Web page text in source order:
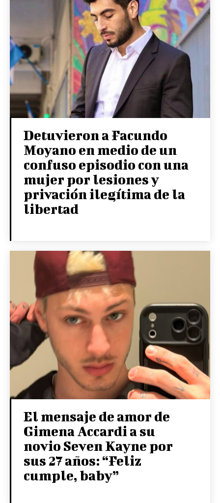
Detuvieron a Facundo
Moyano en medio de un
confuso episodio con una
mujer por lesiones y
privación ilegítima de la
libertad
El mensaje de amor de
Gimena Accardi a su
novio Seven Kayne por
sus 27 años: “Feliz
cumple, baby”